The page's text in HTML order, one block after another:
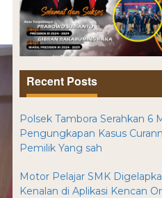
Recent Posts
Polsek Tambora Serahkan 6
Pengungkapan Kasus
Pemilik Yang sah
Motor Pelajar SMK
Kenalan di Aplikasi Kencan